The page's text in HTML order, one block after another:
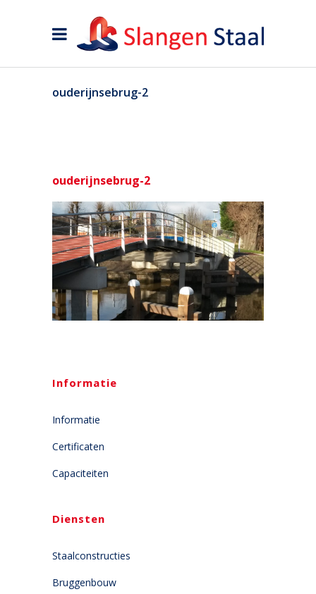
ouderijnsebrug-2
ouderijnsebrug-2
Informatie
Informatie
Certificaten
Capaciteiten
Diensten
Staalconstructies
Bruggenbouw